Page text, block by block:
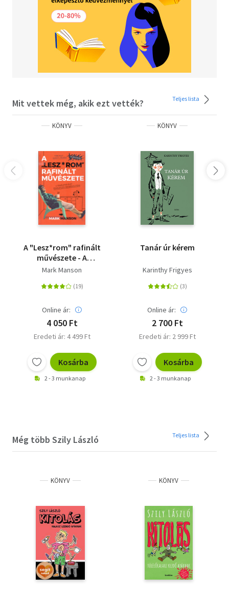
Mit vettek még, akik ezt vették? Teljes lista
KÖNYV
A "Lesz*rom" rafinált
művészete - A
tökéletes élet
megközelítése
Mark Manson
Online ár:
4 050 Ft
Eredeti ár: 4 499 Ft
Kosárba
2 - 3 munkanap
KÖNYV
Tanár úr kérem
Karinthy Frigyes
Online ár:
2 700 Ft
Eredeti ár: 2 999 Ft
Kosárba
2 - 3 munkanap
Még több Szily László Teljes lista
KÖNYV KÖNYV